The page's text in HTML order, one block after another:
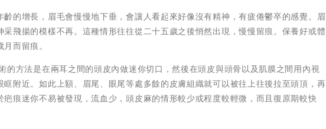
的增長，眉毛會慢慢地下垂，會讓人看起來好像沒有精神，有疲倦鬱卒的感覺。眉
飛揚的模樣不再。這種情形往往從二十五歲之後悄然出現，慢慢留痕。保養好或體
而留痕。
的方法是在兩耳之間的頭皮內做迷你切口，然後在頭皮與頭骨以及肌膜之間用內視
附近。如此上額、眉尾、眼尾等處多餘的皮膚組織就可以被往上往後拉至頭頂，再
痕迷你不易被發現，流血少，頭皮麻的情形較少或程度較輕微，而且復原期較快